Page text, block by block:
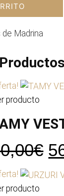
Madrina
producto
€ El
producto